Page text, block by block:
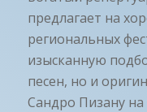
предлагает на
региональных
изысканную
песен, но и
Сандро Пизану на